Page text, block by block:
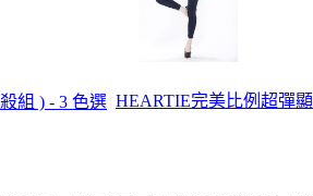
組 ) - 3 色選 HEARTIE完美比例超彈